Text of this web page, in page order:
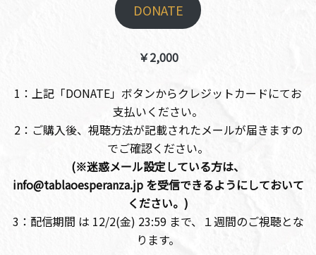
DONATE
￥2,000
1：上記「DONATE」ボタンからクレジットカードにてお
支払いください。
2：ご購入後、視聴方法が記載されたメールが届きますの
でご確認ください。
(※迷惑メール設定している方は、
info@tablaoesperanza.jp を受信できるようにしておいて
ください。)
3：配信期間 は 12/2(金) 23:59 まで、１週間のご視聴とな
ります。